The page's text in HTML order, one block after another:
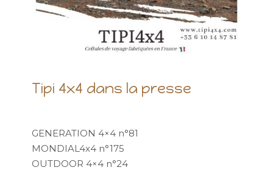
Tipi 4x4 dans la presse
GENERATION 4×4 n°81
MONDIAL4x4 n°175
OUTDOOR 4×4 n°24